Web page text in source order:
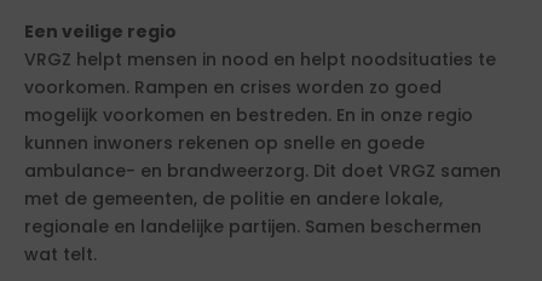
Een veilige regio
VRGZ helpt mensen in nood en helpt noodsituaties te
voorkomen. Rampen en crises worden zo goed
mogelijk voorkomen en bestreden. En in onze regio
kunnen inwoners rekenen op snelle en goede
ambulance- en brandweerzorg. Dit doet VRGZ samen
met de gemeenten, de politie en andere lokale,
regionale en landelijke partijen. Samen beschermen
wat telt.